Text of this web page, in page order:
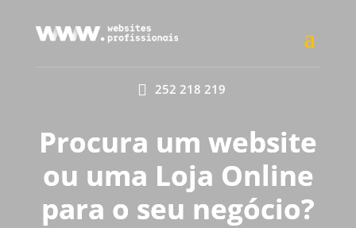
 252 218 219
Procura um website
ou uma Loja Online
para o seu negócio?